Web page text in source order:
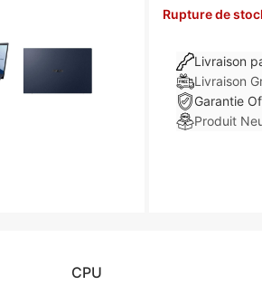
Rupture de
Livraison
Livraison
Garantie
Produit
CPU